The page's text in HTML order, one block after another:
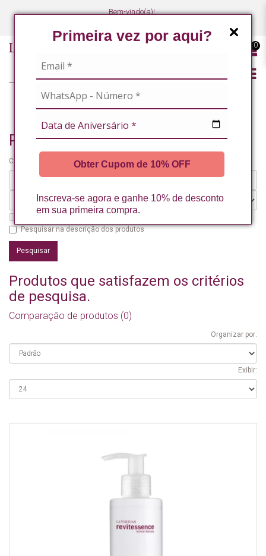
Primeira vez por aqui?
Obter Cupom de 10% OFF
Inscreva-se agora e ganhe 10% de desconto
em sua primeira compra.
Bem-vindo(a)!
0
Pesquisando por
Critérios da pesquisa:
Pesquisar nos subdepartamentos
Pesquisar na descrição dos produtos
Produtos que satisfazem os critérios
de pesquisa.
Comparação de produtos (0)
Organizar por:
Exibir: